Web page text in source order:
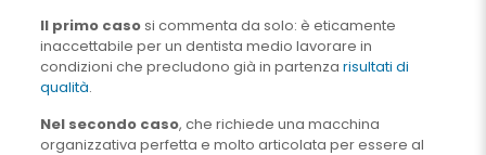
Il primo casosi commenta da solo: è eticamente
inaccettabile per un dentista medio lavorare in
condizioni che precludono già in partenza risultati di
qualità.
Nel secondo caso, che richiede una macchina
organizzativa perfetta e molto articolata per essere al